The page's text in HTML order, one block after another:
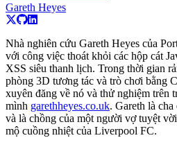
Gareth Heyes
Nhà nghiên cứu Gareth Heyes của
với công việc thoát khỏi các hộp cát
XSS siêu thanh lịch. Trong thời gian
phòng 3D tương tác và trò chơi bằng
xuyên đăng về nó và thử nghiệm trên
mình garethheyes.co.uk. Gareth là
và là chồng của một người vợ tuyệt
mộ cuồng nhiệt của Liverpool FC.